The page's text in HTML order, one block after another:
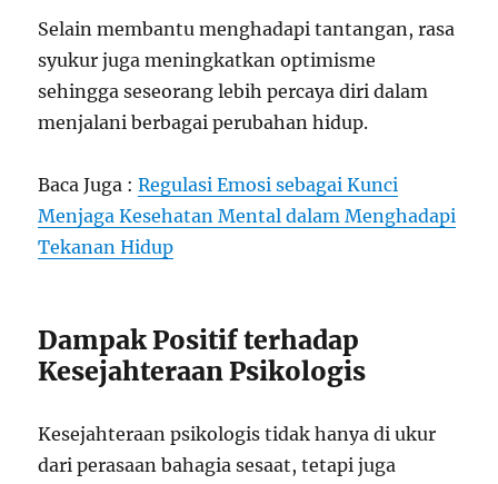
Selain membantu menghadapi tantangan, rasa
syukur juga meningkatkan optimisme
sehingga seseorang lebih percaya diri dalam
menjalani berbagai perubahan hidup.
Baca Juga :Regulasi Emosi sebagai Kunci
Menjaga Kesehatan Mental dalam Menghadapi
Tekanan Hidup
Dampak Positif terhadap
Kesejahteraan Psikologis
Kesejahteraan psikologis tidak hanya di ukur
dari perasaan bahagia sesaat, tetapi juga